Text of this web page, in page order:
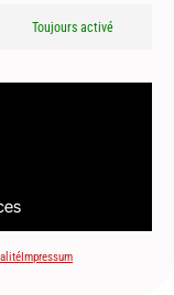
Toujours activé
Impressum